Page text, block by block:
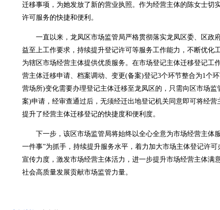
迁移事项，为她发放了新的营业执照。作为经营主体的陈女士切
许可服务的快捷和便利。
一直以来，龙凤区市场监管局严格贯彻落实龙凤区委、区政
益至上工作要求，持续提升登记许可等服务工作能力，不断优化
为辖区市场经营主体提供优质服务。在市场登记主体迁移登记工
营主体迁移申请、档案调动、变更(备案)登记3个环节整合为1个
营场所)变化需要办理登记主体迁移至龙凤区的，只需向区市场监
案)申请，经审查通过后，无须经迁出地登记机关同意即可将经营
提升了经营主体迁移登记的快捷度和便利度。
下一步，该区市场监管局将始终以全心全意为市场经营主体
一件事”为抓手，持续提升服务水平，着力加大市场主体登记许
宣传力度，激发市场经营主体活力，进一步提升市场经营主体满
社会高质量发展贡献市场监管力量。